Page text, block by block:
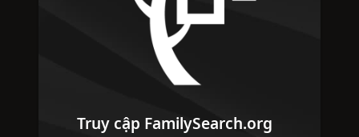
Truy cập FamilySearch.org